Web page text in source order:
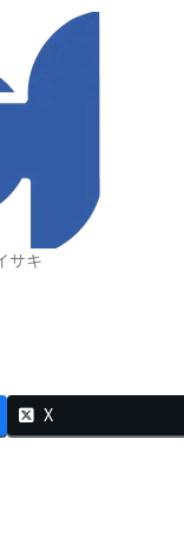
サキ
X